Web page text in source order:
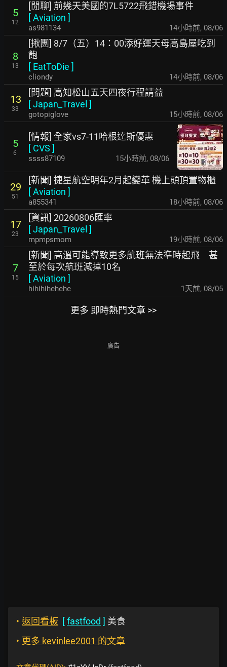
5
12
[閒聊] 前幾天美國的7L5722飛錯機場事件
[Aviation ]
as981134 14小時前, 08/06
8
13
[揪團] 8/7（五）14：00添好運天母高島屋吃到
飽
[ EatToDie ]
cliondy 14小時前, 08/06
13
33
[問題] 高知松山五天四夜行程請益
[Japan_Travel ]
gotopiglove 15小時前, 08/06
5
6
[情報] 全家vs7-11哈根達斯優惠
[ CVS ]
ssss87109 15小時前, 08/06
29
51
[新聞] 捷星航空明年2月起變革 機上頭頂置物櫃
[Aviation ]
a855341 18小時前, 08/06
17
23
[資訊] 20260806匯率
[Japan_Travel ]
mpmpsmom 19小時前, 08/06
7
15
[新聞] 高溫可能導致更多航班無法準時起飛 甚
至於每次航班減掉10名
[Aviation ]
hihihihehehe 1天前, 08/05
更多 即時熱門文章 >>
廣告
‣ 返回看板 [fastfood ] 美食
‣ 更多 kevinlee2001 的文章